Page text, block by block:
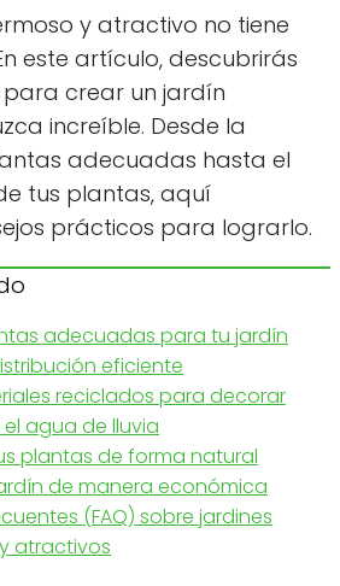
y atractivo no tiene
este artículo, descubrirás
para crear un jardín
increíble. Desde la
adecuadas hasta el
tus plantas, aquí
prácticos para lograrlo.
adecuadas para tu jardín
eficiente
reciclados para decorar
agua de lluvia
plantas de forma natural
de manera económica
(FAQ) sobre jardines
atractivos